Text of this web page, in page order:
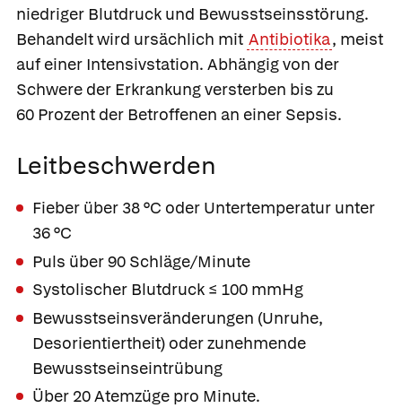
niedriger Blutdruck und Bewusstseinsstörung.
Behandelt wird ursächlich mit Antibiotika, meist
auf einer Intensivstation. Abhängig von der
Schwere der Erkrankung versterben bis zu
60 Prozent der Betroffenen an einer Sepsis.
Leitbeschwerden
Fieber über 38 °C oder Untertemperatur unter
36 °C
Puls über 90 Schläge/Minute
Systolischer Blutdruck ≤ 100 mmHg
Bewusstseinsveränderungen (Unruhe,
Desorientiertheit) oder zunehmende
Bewusstseinseintrübung
Über 20 Atemzüge pro Minute.